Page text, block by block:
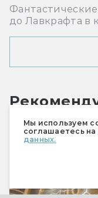
Мы используем
соглашаетесь на
данных.
до Лавкрафта в